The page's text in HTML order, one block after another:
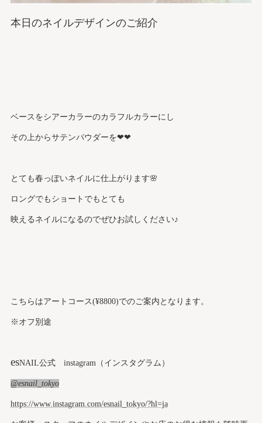
本日のネイルデザインのご紹介
ベースをシアーカラーのカラフルカラーにし
その上からサテンパウダーを❤︎❤︎
とても春っぽいネイルに仕上がります🌸
ロングでもショートでもとても
映えるネイルになるのでぜひお試しください♪
こちらはアートコース(¥8800)でのご案内となります。
※オフ別途
esNAIL公式 instagram（インスタグラム）
@esnail_tokyo
https://www.instagram.com/esnail_tokyo/?hl=ja